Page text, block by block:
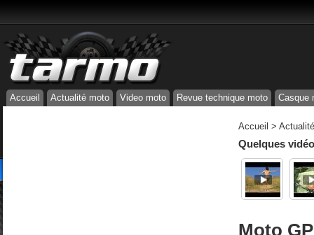
Accueil Actualité moto Video moto Revue technique moto Casque
Accueil >
Quelques
Moto